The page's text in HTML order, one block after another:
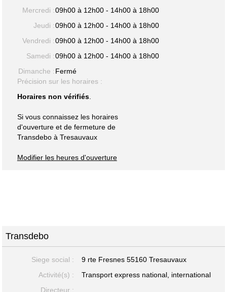
Mercredi :09h00 à 12h00 - 14h00 à 18h00
Jeudi :09h00 à 12h00 - 14h00 à 18h00
Vendredi :09h00 à 12h00 - 14h00 à 18h00
Samedi :09h00 à 12h00 - 14h00 à 18h00
Dimanche :Fermé
Précision sur les horaires :
Horaires non vérifiés.
Si vous connaissez les horaires
d'ouverture et de fermeture de
Transdebo à Tresauvaux
Modifier les heures d'ouverture
Transdebo
Siege social :
9 rte Fresnes 55160 Tresauvaux
Activité(s) :
Transport express national, international
Directeur :